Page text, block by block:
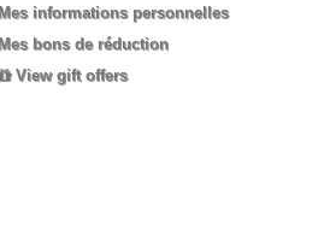
Mes informations personnelles
Mes bons de réduction
View gift offers